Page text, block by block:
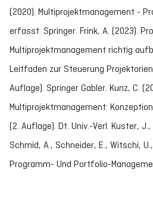
(2020). Multiprojektmanagement -
erfasst. Springer. Frink, A. (2023).
Multiprojektmanagement richtig
Leitfaden zur Steuerung
Auflage). Springer Gabler. Kunz, C.
Multiprojektmanagement:
(2. Auflage). Dt. Univ.-Verl. Kuster, J.,
Schmid, A., Schneider, E., Witschi,
Programm- Und Portfolio-